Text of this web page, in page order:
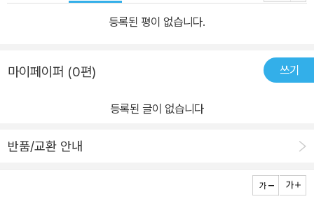
교사 등 여러 관계에서 마주치는 청소년의 현실과 관련 사례들이 다
양하게 들어 있어 독자들이 일상에서 대화법을 실천할 때도 실질적인
술 활동을 통해 비폭력 대화를 연습할 수 있는 워크북을 마련하여 동
시 출간하였다. 개정증보판인 『청소년을 위한 비폭력 대화』와 워크북
인 『상처 주지 않고 상처받지 않는 비폭력 대화 연습』을 통해 비폭력
에게 든든한 성장의 밑거름이 되어 줄 것이다.
등록된 평이 없습니다.
마이페이퍼 (0편) 쓰기
등록된 글이 없습니다
반품/교환 안내